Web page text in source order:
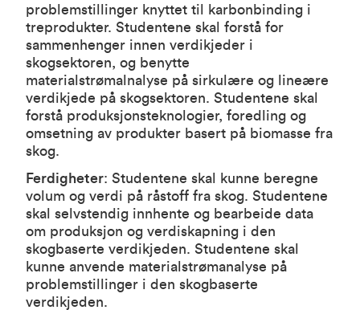
problemstillinger knyttet til karbonbinding i
treprodukter. Studentene skal forstå for
sammenhenger innen verdikjeder i
skogsektoren, og benytte
materialstrømalnalyse på sirkulære og lineære
verdikjede på skogsektoren. Studentene skal
forstå produksjonsteknologier, foredling og
omsetning av produkter basert på biomasse fra
skog.
Ferdigheter: Studentene skal kunne beregne
volum og verdi på råstoff fra skog. Studentene
skal selvstendig innhente og bearbeide data
om produksjon og verdiskapning i den
skogbaserte verdikjeden. Studentene skal
kunne anvende materialstrømanalyse på
problemstillinger i den skogbaserte
verdikjeden.